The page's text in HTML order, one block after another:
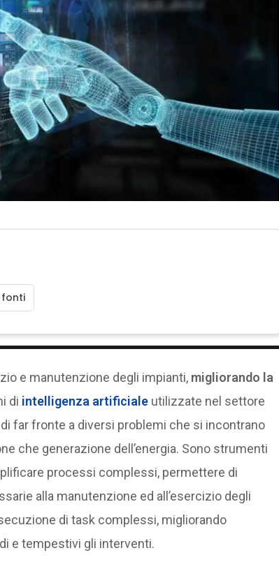
e manutenzione degli impianti, migliorando la
di intelligenza artificialeutilizzate nel settore
far fronte a diversi problemi che si incontrano
che generazione dell’energia. Sono strumenti
processi complessi, permettere di
alla manutenzione ed all’esercizio degli
di task complessi, migliorando
e tempestivi gli interventi.